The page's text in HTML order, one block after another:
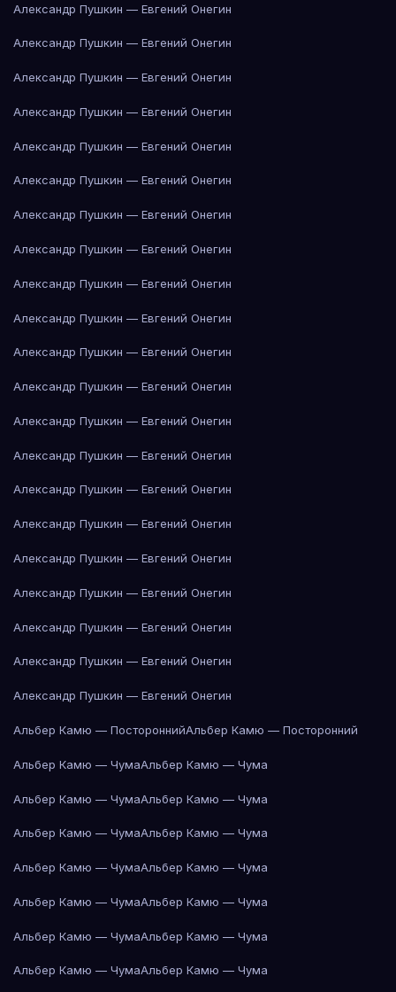
Александр Пушкин — Евгений Онегин
Александр Пушкин — Евгений Онегин
Александр Пушкин — Евгений Онегин
Александр Пушкин — Евгений Онегин
Александр Пушкин — Евгений Онегин
Александр Пушкин — Евгений Онегин
Александр Пушкин — Евгений Онегин
Александр Пушкин — Евгений Онегин
Александр Пушкин — Евгений Онегин
Александр Пушкин — Евгений Онегин
Александр Пушкин — Евгений Онегин
Александр Пушкин — Евгений Онегин
Александр Пушкин — Евгений Онегин
Александр Пушкин — Евгений Онегин
Александр Пушкин — Евгений Онегин
Александр Пушкин — Евгений Онегин
Александр Пушкин — Евгений Онегин
Александр Пушкин — Евгений Онегин
Александр Пушкин — Евгений Онегин
Александр Пушкин — Евгений Онегин
Александр Пушкин — Евгений Онегин
Альбер Камю — ПостороннийАльбер Камю — Посторонний
Альбер Камю — ЧумаАльбер Камю — Чума
Альбер Камю — ЧумаАльбер Камю — Чума
Альбер Камю — ЧумаАльбер Камю — Чума
Альбер Камю — ЧумаАльбер Камю — Чума
Альбер Камю — ЧумаАльбер Камю — Чума
Альбер Камю — ЧумаАльбер Камю — Чума
Альбер Камю — ЧумаАльбер Камю — Чума